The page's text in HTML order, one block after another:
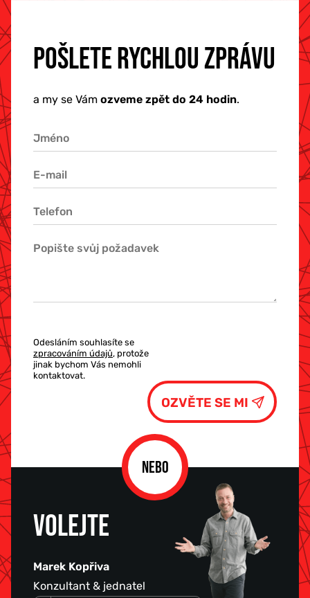
POŠLETE RYCHLOU ZPRÁVU
a my se Vám ozveme zpět do 24 hodin.
Odesláním souhlasíte se
zpracováním údajů, protože
jinak bychom Vás nemohli
kontaktovat.
NEBO
VOLEJTE
Marek Kopřiva
Konzultant & jednatel